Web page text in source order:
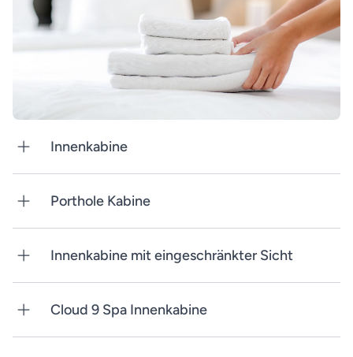
Innenkabine
Porthole Kabine
Innenkabine mit eingeschränkter Sicht
Cloud 9 Spa Innenkabine